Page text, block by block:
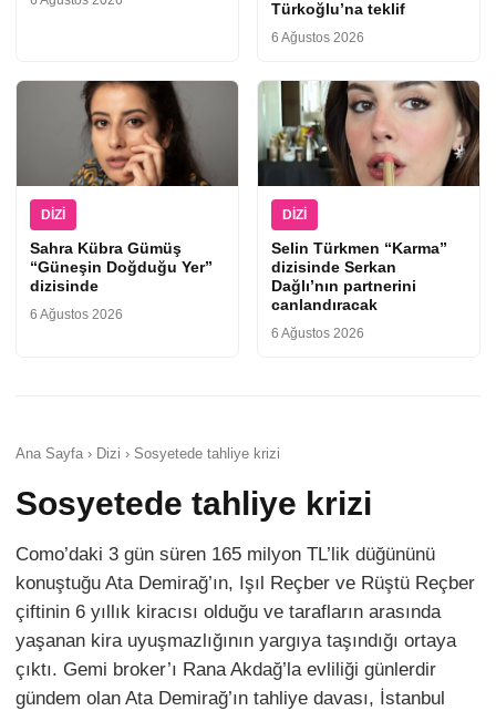
Türkoğlu’na teklif
6 Ağustos 2026
DIZI
Sahra Kübra Gümüş
“Güneşin Doğduğu Yer”
dizisinde
6 Ağustos 2026
DIZI
Selin Türkmen “Karma”
dizisinde Serkan
Dağlı’nın partnerini
canlandıracak
6 Ağustos 2026
Ana Sayfa › Dizi › Sosyetede tahliye krizi
Sosyetede tahliye krizi
Como’daki 3 gün süren 165 milyon TL’lik düğününü
konuştuğu Ata Demirağ’ın, Işıl Reçber ve Rüştü Reçber
çiftinin 6 yıllık kiracısı olduğu ve tarafların arasında
yaşanan kira uyuşmazlığının yargıya taşındığı ortaya
çıktı. Gemi broker’ı Rana Akdağ’la evliliği günlerdir
gündem olan Ata Demirağ’ın tahliye davası, İstanbul